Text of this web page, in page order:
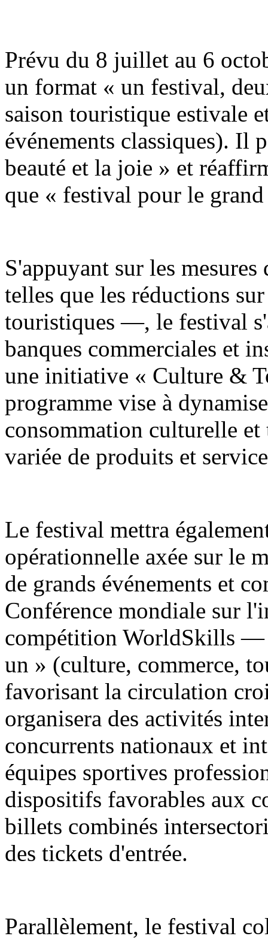
Prévu du 8 juillet au 6
un format « un festival,
saison touristique estivale
événements classiques). Il
beauté et la joie » et
que « festival pour le
S'appuyant sur les
telles que les réductions
touristiques —, le festival
banques commerciales et
une initiative « Culture &
programme vise à
consommation culturelle et
variée de produits et
Le festival mettra
opérationnelle axée sur le
de grands événements et
Conférence mondiale sur
compétition WorldSkills —
un » (culture, commerce,
favorisant la circulation
organisera des activités
concurrents nationaux et
équipes sportives
dispositifs favorables aux
billets combinés
des tickets d'entrée.
Parallèlement, le festival